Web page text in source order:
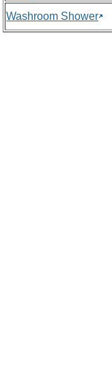
Washroom Shower